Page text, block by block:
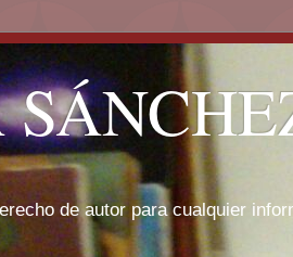
de autor para cualquier